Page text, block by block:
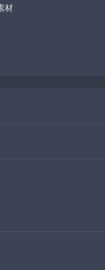
材